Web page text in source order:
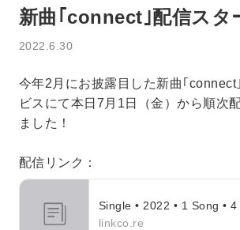
新曲｢connect｣配信スタ
2022.6.30
今年2月にお披露目した新曲｢connect
ビスにて本日7月1日（金）から順次
ました！
配信リンク：
Single • 2022 • 1 Song •
linkco.re